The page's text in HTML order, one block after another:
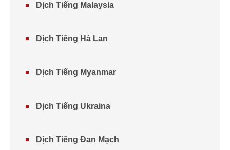
Dịch Tiếng Malaysia
Dịch Tiếng Hà Lan
Dịch Tiếng Myanmar
Dịch Tiếng Ukraina
Dịch Tiếng Đan Mạch